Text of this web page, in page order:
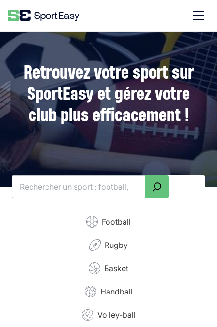
Retrouvez votre sport sur
SportEasy et gérez votre
club plus efficacement !
Football
Rugby
Basket
Handball
Volley-ball